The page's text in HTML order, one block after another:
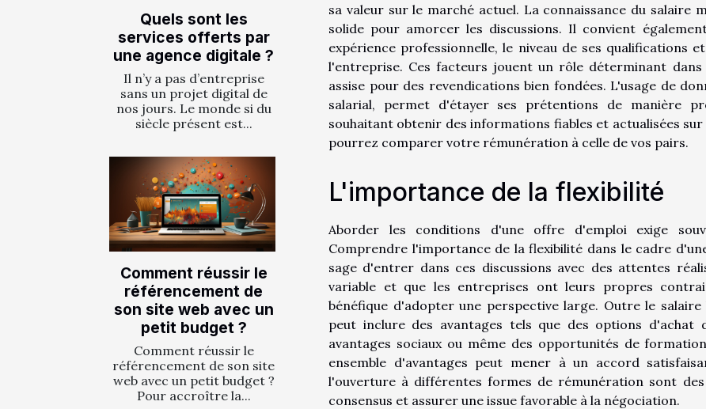
Quels sont les
services offerts par
une agence digitale ?
Il n’y a pas d’entreprise
sans un projet digital de
nos jours. Le monde si du
siècle présent est...
Comment réussir le
référencement de
son site web avec un
petit budget ?
Comment réussir le
référencement de son site
web avec un petit budget ?
Pour accroître la...
sa valeur sur le marché actuel. La connaissance du salaire
solide pour amorcer les discussions. Il convient
expérience professionnelle, le niveau de ses qualifications
l'entreprise. Ces facteurs jouent un rôle déterminant
assise pour des revendications bien fondées. L'usage de
salarial, permet d'étayer ses prétentions de manière
souhaitant obtenir des informations fiables et actualisées
pourrez comparer votre rémunération à celle de vos pairs.
L'importance de la flexibilité
Aborder les conditions d'une offre d'emploi exige
Comprendre l'importance de la flexibilité dans le cadre
sage d'entrer dans ces discussions avec des attentes
variable et que les entreprises ont leurs propres
bénéfique d'adopter une perspective large. Outre le
peut inclure des avantages tels que des options d'achat
avantages sociaux ou même des opportunités de
ensemble d'avantages peut mener à un accord
l'ouverture à différentes formes de rémunération sont
consensus et assurer une issue favorable à la négociation.